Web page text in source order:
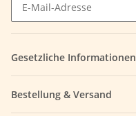
Gesetzliche Informationen
Bestellung & Versand